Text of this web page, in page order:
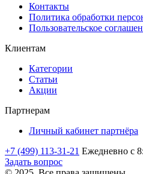
Контакты
Политика обработки
Пользовательское
Клиентам
Категории
Статьи
Акции
Партнерам
Личный кабинет партнёра
+7 (499) 113-31-21 Ежедневно с
Задать вопрос